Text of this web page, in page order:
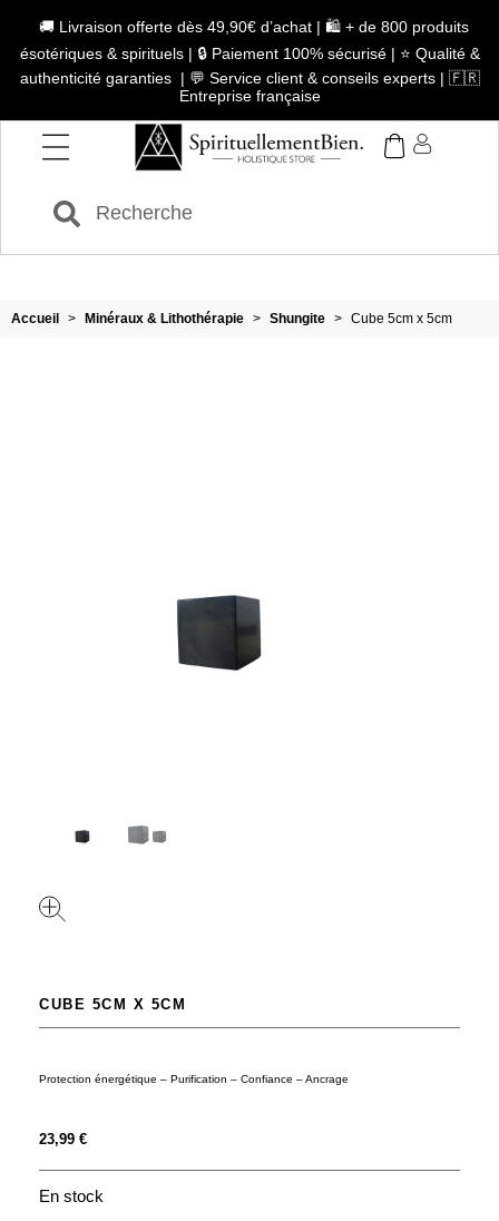
🚚 Livraison offerte dès 49,90€ d’achat | 🛍️ + de 800 produits
ésotériques & spirituels | 🔒 Paiement 100% sécurisé | ⭐ Qualité &
authenticité garanties | 💬 Service client & conseils experts | 🇫🇷
Entreprise française
Accueil > Minéraux & Lithothérapie > Shungite > Cube 5cm x 5cm
CUBE 5CM X 5CM
Protection énergétique – Purification – Confiance – Ancrage
23,99 €
En stock